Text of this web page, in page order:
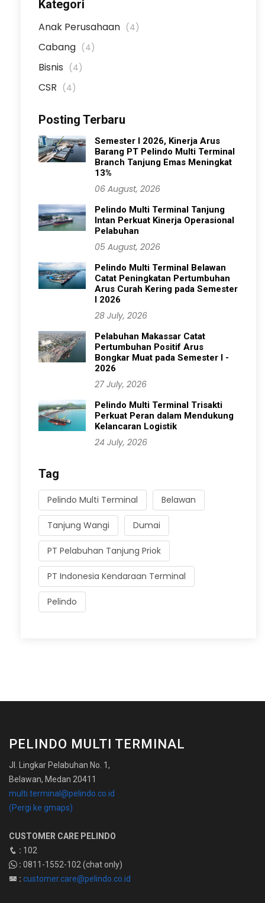
Kategori
Anak Perusahaan (4)
Cabang (4)
Bisnis (4)
CSR (4)
Posting Terbaru
Semester I 2026, Kinerja Arus
Barang PT Pelindo Multi Terminal
Branch Tanjung Emas Meningkat
13%
06 August, 2026
Pelindo Multi Terminal Tanjung
Intan Perkuat Kinerja Operasional
Pelabuhan
05 August, 2026
Pelindo Multi Terminal Belawan
Catat Peningkatan Pertumbuhan
Arus Curah Kering pada Semester
I 2026
28 July, 2026
Pelabuhan Makassar Catat
Pertumbuhan Positif Arus
Bongkar Muat pada Semester I -
2026
27 July, 2026
Pelindo Multi Terminal Trisakti
Perkuat Peran dalam Mendukung
Kelancaran Logistik
24 July, 2026
Tag
Pelindo Multi Terminal Belawan
Tanjung Wangi Dumai
PT Pelabuhan Tanjung Priok
PT Indonesia Kendaraan Terminal
Pelindo
PELINDO MULTI TERMINAL
Jl. Lingkar Pelabuhan No. 1,
Belawan, Medan 20411
multi.terminal@pelindo.co.id
(Pergi ke gmaps)
CUSTOMER CARE PELINDO
: 102
: 0811-1552-102 (chat only)
: customer.care@pelindo.co.id